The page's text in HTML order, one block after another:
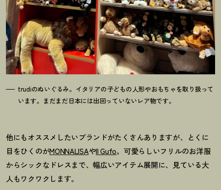
trudiのぬいぐるみ。イタリアの子どもの人形やおもちゃを取り扱って
います。まだまだ日本には出回っていないレア物です。
他にもオススメしたいブランドがたくさんありますが、とくに
目をひくのがMONNALISAやIl Gufo。可愛らしいフリルのお洋服
からシックなドレスまで、幅広いアイテム展開に、見ている大
人もワクワクします。